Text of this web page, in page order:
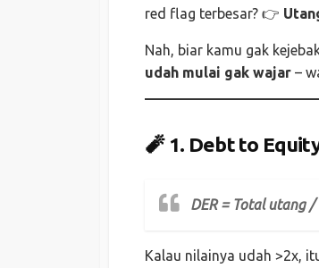
red flag terbesar? 👉
Nah, biar kamu gak
udah mulai gak wajar –
🧨 1. Debt to
DER = Total utang
Kalau nilainya udah >2x,